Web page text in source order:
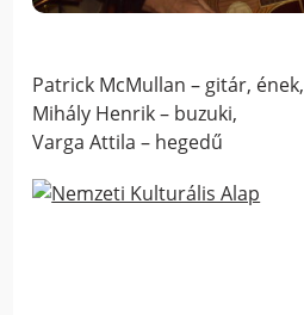
Patrick McMullan – gitár, ének,
Mihály Henrik – buzuki,
Varga Attila – hegedű